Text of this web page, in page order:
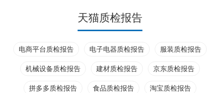
天猫质检报告
电商平台质检报告 电子电器质检报告 服装质检报告
机械设备质检报告 建材质检报告 京东质检报告
拼多多质检报告 食品质检报告 淘宝质检报告